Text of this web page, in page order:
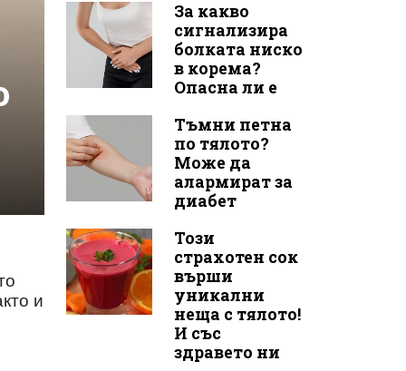
и
За какво
сигнализира
болката ниско
в корема?
Опасна ли е
Тъмни петна
по тялото?
Може да
алармират за
диабет
Този
страхотен сок
върши
уникални
неща с тялото!
И със
здравето ни